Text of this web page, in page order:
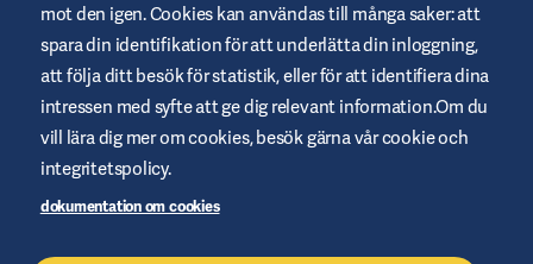
Allmänna Användarvillkor
Integritetspolicy
Cookies
Ansvarig utgivare
mot den igen. Cookies kan användas till många saker: att
spara din identifikation för att underlätta din inloggning,
att följa ditt besök för statistik, eller för att identifiera dina
intressen med syfte att ge dig relevant information.Om du
vill lära dig mer om cookies, besök gärna vår cookie och
integritetspolicy.
dokumentation om cookies